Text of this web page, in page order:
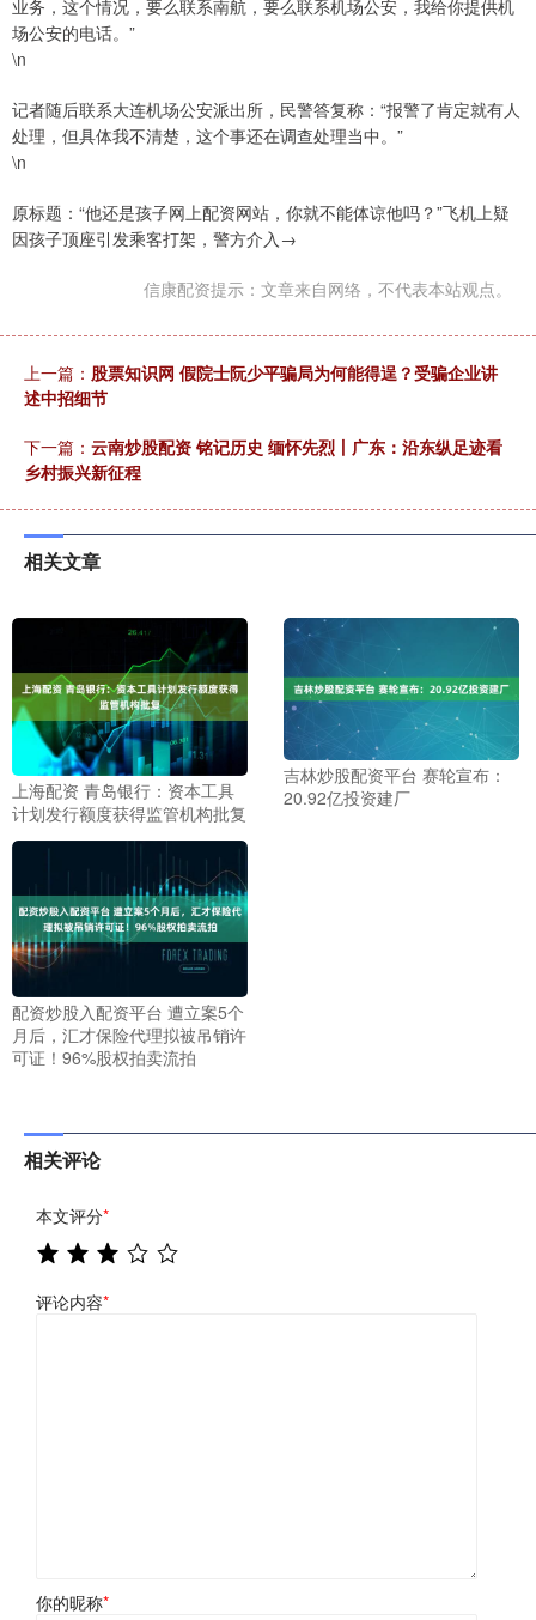
业务，这个情况，要么联系南航，要么联系机场公安，我给你提供机
场公安的电话。”
\n
记者随后联系大连机场公安派出所，民警答复称：“报警了肯定就有人
处理，但具体我不清楚，这个事还在调查处理当中。”
\n
原标题：“他还是孩子网上配资网站，你就不能体谅他吗？”飞机上疑
因孩子顶座引发乘客打架，警方介入→
信康配资提示：文章来自网络，不代表本站观点。
上一篇： 股票知识网 假院士阮少平骗局为何能得逞？受骗企业讲
述中招细节
下一篇： 云南炒股配资 铭记历史 缅怀先烈丨广东：沿东纵足迹看
乡村振兴新征程
相关文章
上海配资 青岛银行：资本工具
计划发行额度获得监管机构批复
吉林炒股配资平台 赛轮宣布：
20.92亿投资建厂
配资炒股入配资平台 遭立案5个
月后，汇才保险代理拟被吊销许
可证！96%股权拍卖流拍
相关评论
本文评分*
评论内容*
你的昵称*